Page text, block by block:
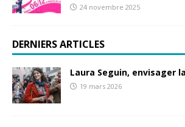
24 novembre 2025
DERNIERS ARTICLES
Laura Seguin, envisager
19 mars 2026